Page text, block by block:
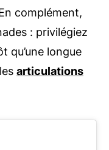
complément,
: privilégiez
qu’une longue
articulations